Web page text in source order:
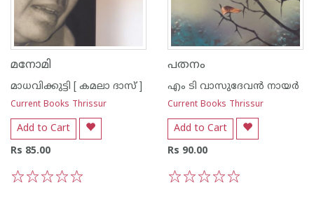
മനോമി
മാധവിക്കുട്ടി [ കമലാ ദാസ് ]
Current Books Thrissur
Add to Cart
Rs 85.00
പതനം
എം ടി വാസുദേവന്‍ നായര്‍
Current Books Thrissur
Add to Cart
Rs 90.00